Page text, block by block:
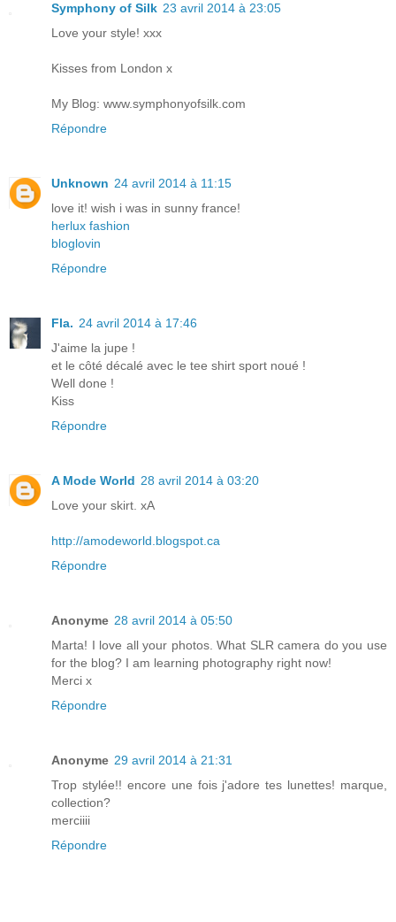
Symphony of Silk 23 avril 2014 à 23:05
Love your style! xxx
Kisses from London x
My Blog: www.symphonyofsilk.com
Répondre
Unknown 24 avril 2014 à 11:15
love it! wish i was in sunny france!
herlux fashion
bloglovin
Répondre
Fla. 24 avril 2014 à 17:46
J'aime la jupe !
et le côté décalé avec le tee shirt sport noué !
Well done !
Kiss
Répondre
A Mode World 28 avril 2014 à 03:20
Love your skirt. xA
http://amodeworld.blogspot.ca
Répondre
Anonyme 28 avril 2014 à 05:50
Marta! I love all your photos. What SLR camera do you use
for the blog? I am learning photography right now!
Merci x
Répondre
Anonyme 29 avril 2014 à 21:31
Trop stylée!! encore une fois j'adore tes lunettes! marque,
collection?
merciiii
Répondre